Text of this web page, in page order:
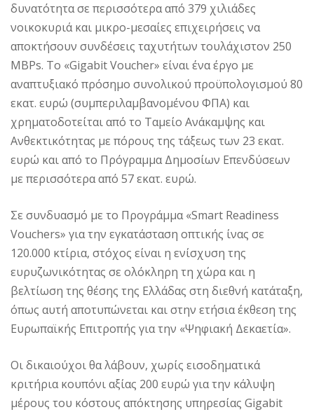
δυνατότητα σε περισσότερα από 379 χιλιάδες
νοικοκυριά και μικρο-μεσαίες επιχειρήσεις να
αποκτήσουν συνδέσεις ταχυτήτων τουλάχιστον 250
ΜBPs. Το «Gigabit Voucher» είναι ένα έργο με
αναπτυξιακό πρόσημο συνολικού προϋπολογισμού 80
εκατ. ευρώ (συμπεριλαμβανομένου ΦΠΑ) και
χρηματοδοτείται από το Ταμείο Ανάκαμψης και
Ανθεκτικότητας με πόρους της τάξεως των 23 εκατ.
ευρώ και από το Πρόγραμμα Δημοσίων Επενδύσεων
με περισσότερα από 57 εκατ. ευρώ.
Σε συνδυασμό με το Προγράμμα «Smart Readiness
Vouchers» για την εγκατάσταση οπτικής ίνας σε
120.000 κτίρια, στόχος είναι η ενίσχυση της
ευρυζωνικότητας σε ολόκληρη τη χώρα και η
βελτίωση της θέσης της Ελλάδας στη διεθνή κατάταξη,
όπως αυτή αποτυπώνεται και στην ετήσια έκθεση της
Ευρωπαϊκής Επιτροπής για την «Ψηφιακή Δεκαετία».
Οι δικαιούχοι θα λάβουν, χωρίς εισοδηματικά
κριτήρια κουπόνι αξίας 200 ευρώ για την κάλυψη
μέρους του κόστους απόκτησης υπηρεσίας Gigabit